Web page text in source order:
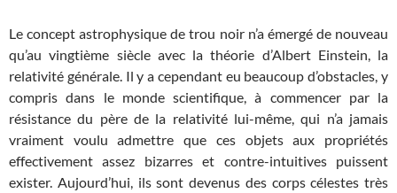
Le concept astrophysique de trou noir n’a émergé de nouveau
qu’au vingtième siècle avec la théorie d’Albert Einstein, la
relativité générale. Il y a cependant eu beaucoup d’obstacles, y
compris dans le monde scientifique, à commencer par la
résistance du père de la relativité lui-même, qui n’a jamais
vraiment voulu admettre que ces objets aux propriétés
effectivement assez bizarres et contre-intuitives puissent
exister. Aujourd’hui, ils sont devenus des corps célestes très